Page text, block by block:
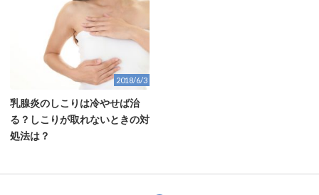
2018/6/3
乳腺炎のしこりは冷やせば治
る？しこりが取れないときの対
処法は？